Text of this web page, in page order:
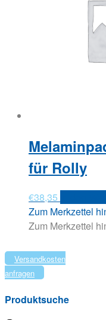
für Rolly
€38,35
Zum Merkzettel
Zum Merkzettel
Versandkosten
anfragen
Produktsuche